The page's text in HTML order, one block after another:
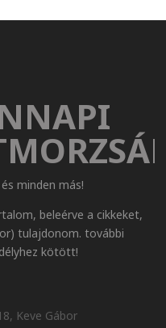
minden más!
beleérve a cikkeket,
tulajdonom. további
kötött!
Keve Gábor